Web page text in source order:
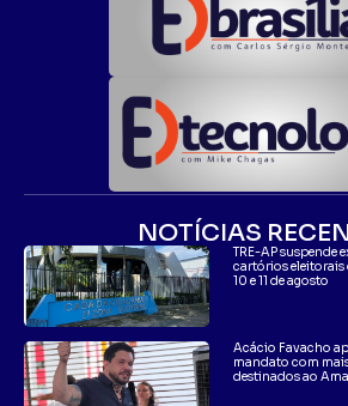
NOTÍCIAS
TRE-AP suspende
cartórios eleitorais
10 e 11 de agosto
Acácio Favacho
mandato com
destinados ao